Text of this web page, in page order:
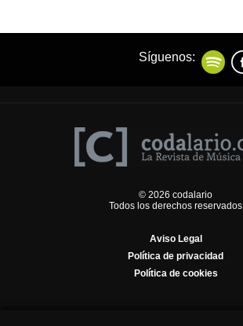
Síguenos:
© 2026 codalario
Todos los derechos reservados
Aviso Legal
Política de privacidad
Política de cookies